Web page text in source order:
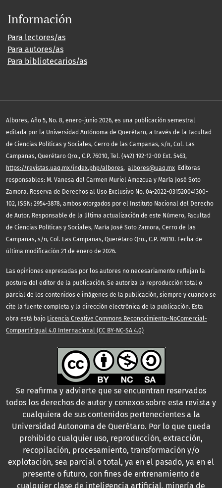
Información
Para lectores/as
Para autores/as
Para bibliotecarios/as
Albores, Año 5, No. 8, enero-junio 2026, es una publicación semestral
editada por la Universidad Autónoma de Querétaro, a través de la Facultad
de Ciencias Políticas y Sociales, Cerro de las Campanas, s/n, Col. Las
Campanas, Querétaro Qro., C.P. 76010, Tel. (442) 192-12-00 Ext. 5463,
https://revistas.uaq.mx/index.php/albores, albores@uaq.mx Editoras
responsables: M. Vanesa del Carmen Muriel Amezcua y María José Soto
Zamora. Reserva de Derechos al Uso Exclusivo No. 04-2022-031520041300-
102, ISSN: 2954-3878, ambos otorgados por el Instituto Nacional del Derecho
de Autor. Responsable de la última actualización de este Número, Facultad
de Ciencias Políticas y Sociales, María José Soto Zamora, Cerro de las
Campanas, s/n, Col. Las Campanas, Querétaro Qro., C.P. 76010. Fecha de
última modificación 21 de enero de 2026.
Las opiniones expresadas por los autores no necesariamente reflejan la
postura del editor de la publicación. Se autoriza la reproducción total o
parcial de los contenidos e imágenes de la publicación, siempre y cuando se
cite la fuente completa y la dirección electrónica de la publicación. Esta
obra está bajo Licencia Creative Commons Reconocimiento-NoComercial-
CompartirIgual 4.0 Internacional (CC BY-NC-SA 4.0)
Se reafirma y advierte que se encuentran reservados
todos los derechos de autor y conexos sobre esta revista y
cualquiera de sus contenidos pertenecientes a la
Universidad Autonoma de Querétaro. Por lo que queda
prohibido cualquier uso, reproducción, extracción,
recopilación, procesamiento, transformación y/o
explotación, sea parcial o total, ya en el pasado, ya en el
presente o futuro, con fines de entrenamiento de
cualquier clase de inteligencia artificial, minería de